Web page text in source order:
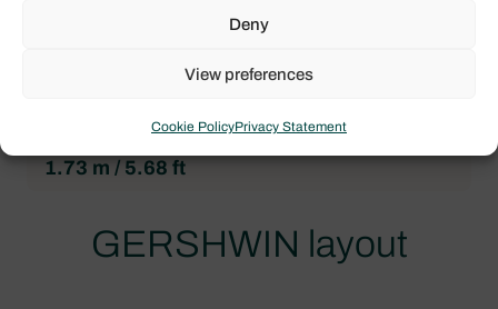
Deny
View preferences
Cookie PolicyPrivacy Statement
1.73 m / 5.68 ft
GERSHWIN layout